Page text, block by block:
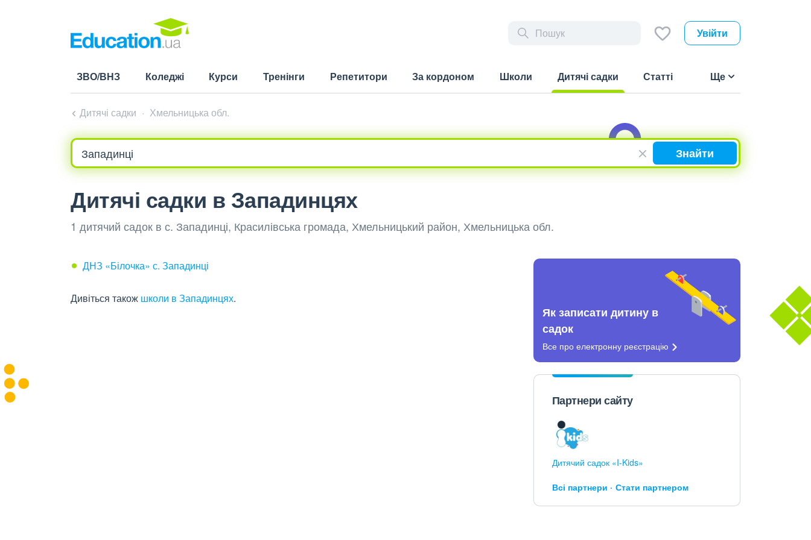
Увійти
ЗВО/ВНЗ Коледжі Курси Тренінги Репетитори За кордоном Школи
Дитячі садки
Статті Ще
Дитячі садки Хмельницька обл.
Знайти
Дитячі садки в Западинцях
1 дитячий садок в с. Западинці, Красилівська громада, Хмельницький район, Хмельницька обл.
ДНЗ «Білочка» с. Западинці
Дивіться також школи в Западинцях.
Як записати дитину в
садок
Все про електронну реєстрацію
Партнери сайту
Дитячий садок «I-Kids»
Всі партнери Стати партнером